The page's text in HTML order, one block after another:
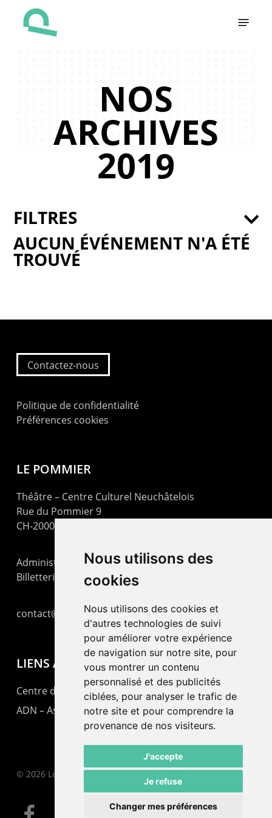
Nous utilisons des
cookies
Nous utilisons des cookies et
d'autres technologies de suivi
pour améliorer votre expérience
de navigation sur notre site, pour
vous montrer un contenu
personnalisé et des publicités
ciblées, pour analyser le trafic de
notre site et pour comprendre la
provenance de nos visiteurs.
J'accepte
Je refuse
Changer mes préférences
NOS
ARCHIVES
2019
AUCUN ÉVÉNEMENT N'A ÉTÉ
TROUVÉ
FILTRES
Contactez-nous
Politique de confidentialité
Préférences cookies
LE POMMIER
Théâtre – Centre Culturel Neuchâtelois
Rue du Pommier 9
CH-2000 Neuchâtel
Administration : +41 32 725 03 03
Billetterie : +41 32 725 05 05
contact@lepommier.ch
LIENS AMIS
Centre de culture ABC
ADN – Association Danse Neuchâtel
© 2026 Le Pommier.
facebook email